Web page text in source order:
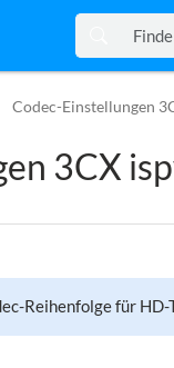
Codec-Einstellungen
3CX
Reihenfolge für